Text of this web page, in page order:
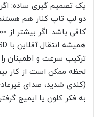
ترکیب سرعت و اطمینان
لحظه ممکن است از کار
(کندی شدید، صدای
به فکر کلون یا ایمیج